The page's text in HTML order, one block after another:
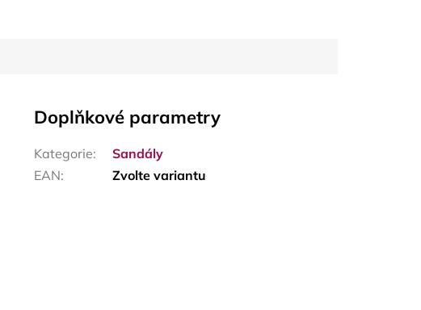
Doplňkové parametry
Kategorie:
Sandály
EAN: Zvolte variantu